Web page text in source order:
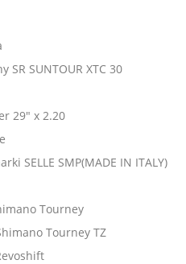
SR SUNTOUR XTC 30
29" x 2.20
SELLE SMP(MADE IN ITALY)
Tourney
Tourney TZ